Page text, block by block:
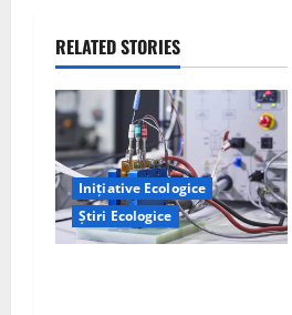
i
g
a
t
i
o
RELATED STORIES
Inițiative Ecologice
Știri Ecologice